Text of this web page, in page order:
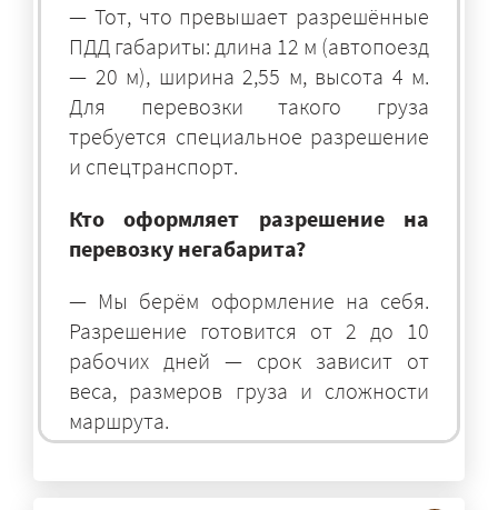
— Тот, что превышает разрешённые
ПДД габариты: длина 12 м (автопоезд
— 20 м), ширина 2,55 м, высота 4 м.
Для перевозки такого груза
требуется специальное разрешение
и спецтранспорт.
Кто оформляет разрешение на
перевозку негабарита?
— Мы берём оформление на себя.
Разрешение готовится от 2 до 10
рабочих дней — срок зависит от
веса, размеров груза и сложности
маршрута.